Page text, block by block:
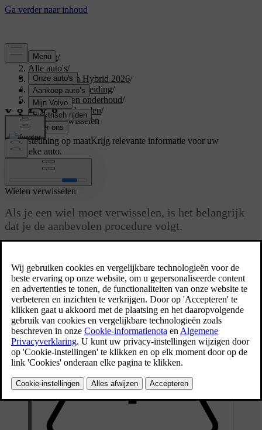
Support/
Alle auto's/
XC60 Plug-in Hybrid 2026/
Gebruikershandleiding/
Verzorging en onderhoud/
Wielen en banden/
Wielen verwisselen
Ondersteuning op maatKrijg relevante informatie voor uw
specifieke auto.
Wielen verwisselen
Als je een wiel moet verwisselen, is het belangrijk
dat je de aanbevolen procedure volgt.